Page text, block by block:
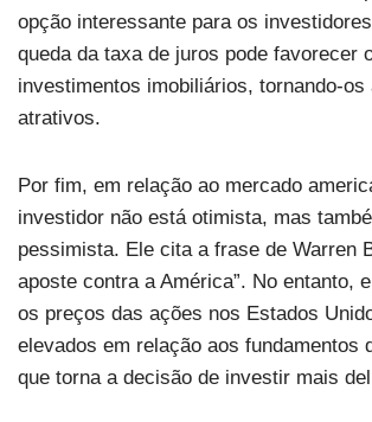
opção interessante para os
queda da taxa de juros pode favorecer
investimentos imobiliários, tornando-os
atrativos.
Por fim, em relação ao mercado
investidor não está otimista, mas
pessimista. Ele cita a frase de Warren
aposte contra a América”. No entanto,
os preços das ações nos Estados
elevados em relação aos fundamentos
que torna a decisão de investir mais